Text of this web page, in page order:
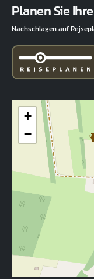
Planen Sie
Nachschlagen auf
+
−